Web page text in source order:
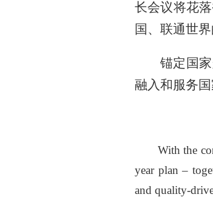
长会议将花
国、联通世
锚定国
融入和服务
With the
year plan –
and quality-